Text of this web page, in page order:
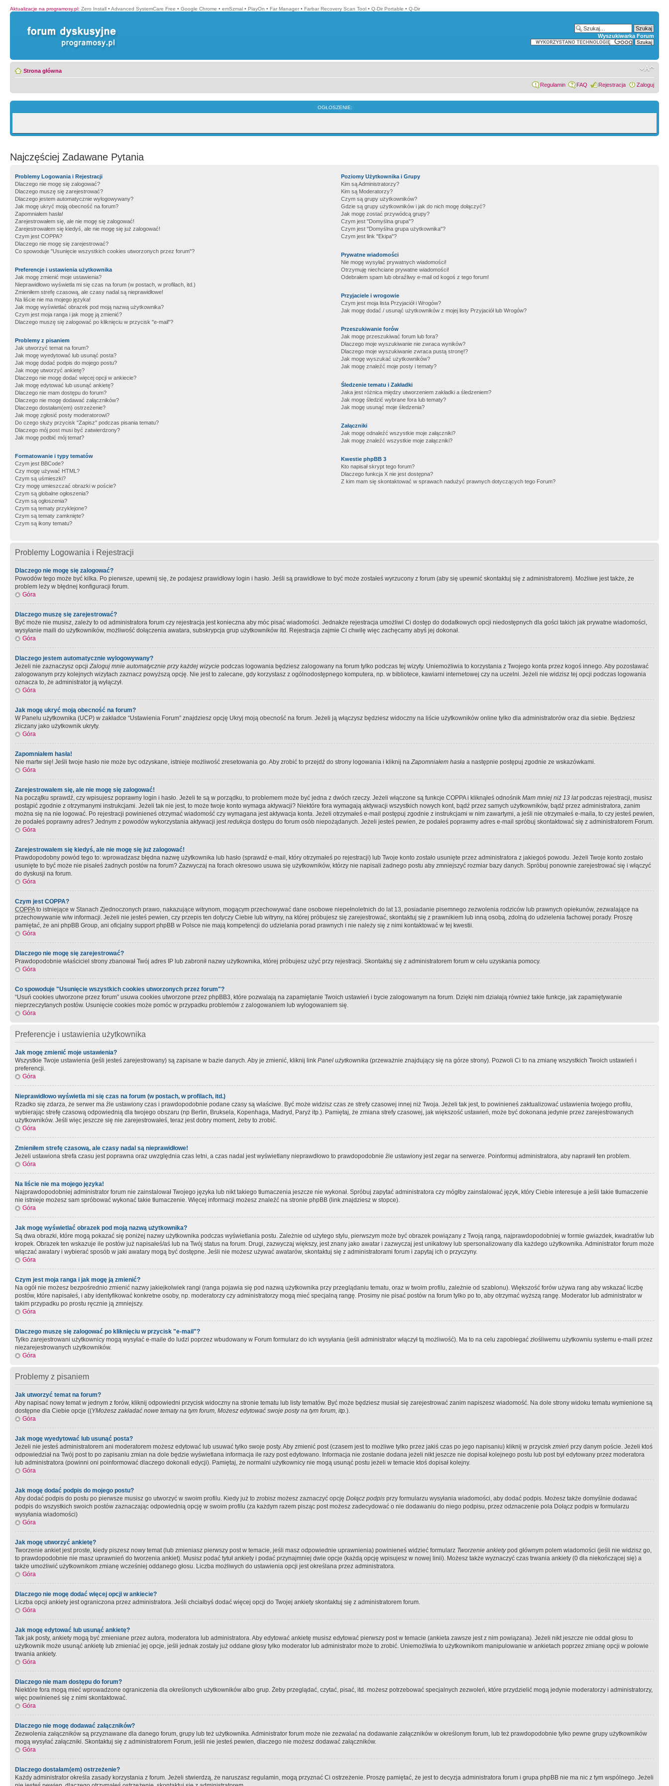
Aktualizacje na programosy.pl: Zero Install • Advanced SystemCare Free • Google Chrome • emSzmal • PlayOn • Far Manager • Farbar Recovery Scan Tool • Q-Dir Portable • Q-Dir
Wyszukiwarka Forum
Strona główna
Regulamin FAQ Rejestracja Zaloguj
OGŁOSZENIE:
Najczęściej Zadawane Pytania
Problemy Logowania i Rejestracji
Dlaczego nie mogę się zalogować?
Dlaczego muszę się zarejestrować?
Dlaczego jestem automatycznie wylogowywany?
Jak mogę ukryć moją obecność na forum?
Zapomniałem hasła!
Zarejestrowałem się, ale nie mogę się zalogować!
Zarejestrowałem się kiedyś, ale nie mogę się już zalogować!
Czym jest COPPA?
Dlaczego nie mogę się zarejestrować?
Co spowoduje "Usunięcie wszystkich cookies utworzonych przez forum"?
Preferencje i ustawienia użytkownika
Jak mogę zmienić moje ustawienia?
Nieprawidłowo wyświetla mi się czas na forum (w postach, w profilach, itd.)
Zmieniłem strefę czasową, ale czasy nadal są nieprawidłowe!
Na liście nie ma mojego języka!
Jak mogę wyświetlać obrazek pod moją nazwą użytkownika?
Czym jest moja ranga i jak mogę ją zmienić?
Dlaczego muszę się zalogować po kliknięciu w przycisk "e-mail"?
Problemy z pisaniem
Jak utworzyć temat na forum?
Jak mogę wyedytować lub usunąć posta?
Jak mogę dodać podpis do mojego postu?
Jak mogę utworzyć ankietę?
Dlaczego nie mogę dodać więcej opcji w ankiecie?
Jak mogę edytować lub usunąć ankietę?
Dlaczego nie mam dostępu do forum?
Dlaczego nie mogę dodawać załączników?
Dlaczego dostałam(em) ostrzeżenie?
Jak mogę zgłosić posty moderatorowi?
Do czego służy przycisk "Zapisz" podczas pisania tematu?
Dlaczego mój post musi być zatwierdzony?
Jak mogę podbić mój temat?
Formatowanie i typy tematów
Czym jest BBCode?
Czy mogę używać HTML?
Czym są uśmieszki?
Czy mogę umieszczać obrazki w poście?
Czym są globalne ogłoszenia?
Czym są ogłoszenia?
Czym są tematy przyklejone?
Czym są tematy zamknięte?
Czym są ikony tematu?
Poziomy Użytkownika i Grupy
Kim są Administratorzy?
Kim są Moderatorzy?
Czym są grupy użytkowników?
Gdzie są grupy użytkowników i jak do nich mogę dołączyć?
Jak mogę zostać przywódcą grupy?
Czym jest "Domyślna grupa"?
Czym jest "Domyślna grupa użytkownika"?
Czym jest link "Ekipa"?
Prywatne wiadomości
Nie mogę wysyłać prywatnych wiadomości!
Otrzymuję niechciane prywatne wiadomości!
Odebrałem spam lub obraźliwy e-mail od kogoś z tego forum!
Przyjaciele i wrogowie
Czym jest moja lista Przyjaciół i Wrogów?
Jak mogę dodać / usunąć użytkowników z mojej listy Przyjaciół lub Wrogów?
Przeszukiwanie forów
Jak mogę przeszukiwać forum lub fora?
Dlaczego moje wyszukiwanie nie zwraca wyników?
Dlaczego moje wyszukiwanie zwraca pustą stronę!?
Jak mogę wyszukać użytkowników?
Jak mogę znaleźć moje posty i tematy?
Śledzenie tematu i Zakładki
Jaka jest różnica między utworzeniem zakładki a śledzeniem?
Jak mogę śledzić wybrane fora lub tematy?
Jak mogę usunąć moje śledzenia?
Załączniki
Jak mogę odnaleźć wszystkie moje załączniki?
Jak mogę znaleźć wszystkie moje załączniki?
Kwestie phpBB 3
Kto napisał skrypt tego forum?
Dlaczego funkcja X nie jest dostępna?
Z kim mam się skontaktować w sprawach nadużyć prawnych dotyczących tego Forum?
Problemy Logowania i Rejestracji
Dlaczego nie mogę się zalogować?
Powodów tego może być kilka. Po pierwsze, upewnij się, że podajesz prawidłowy login i hasło. Jeśli są prawidłowe to być może zostałeś wyrzucony z forum (aby się upewnić skontaktuj się z administratorem). Możliwe jest także, że
problem leży w błędnej konfiguracji forum.
Góra
Dlaczego muszę się zarejestrować?
Być może nie musisz, zależy to od administratora forum czy rejestracja jest konieczna aby móc pisać wiadomości. Jednakże rejestracja umożliwi Ci dostęp do dodatkowych opcji niedostępnych dla gości takich jak prywatne wiadomości,
wysyłanie maili do użytkowników, możliwość dołączenia awatara, subskrypcja grup użytkowników itd. Rejestracja zajmie Ci chwilę więc zachęcamy abyś jej dokonał.
Góra
Dlaczego jestem automatycznie wylogowywany?
Jeżeli nie zaznaczysz opcjiZaloguj mnie automatycznie przy każdej wizycie podczas logowania będziesz zalogowany na forum tylko podczas tej wizyty. Uniemożliwia to korzystania z Twojego konta przez kogoś innego. Aby pozostawać
zalogowanym przy kolejnych wizytach zaznacz powyższą opcję. Nie jest to zalecane, gdy korzystasz z ogólnodostępnego komputera, np. w bibliotece, kawiarni internetowej czy na uczelni. Jeżeli nie widzisz tej opcji podczas logowania
oznacza to, że administrator ją wyłączył.
Góra
Jak mogę ukryć moją obecność na forum?
W Panelu użytkownika (UCP) w zakładce “Ustawienia Forum” znajdziesz opcję Ukryj moją obecność na forum. Jeżeli ją włączysz będziesz widoczny na liście użytkowników online tylko dla administratorów oraz dla siebie. Będziesz
zliczany jako użytkownik ukryty.
Góra
Zapomniałem hasła!
Nie martw się! Jeśli twoje hasło nie może byc odzyskane, istnieje możliwość zresetowania go. Aby zrobić to przejdź do strony logowania i kliknij naZapomniałem hasła a następnie postępuj zgodnie ze wskazówkami.
Góra
Zarejestrowałem się, ale nie mogę się zalogować!
Na początku sprawdź, czy wpisujesz poprawny login i hasło. Jeżeli te są w porządku, to problemem może być jedna z dwóch rzeczy. Jeżeli włączone są funkcje COPPA i kliknąłeś odnośnik Mam mniej niż 13 latpodczas rejestracji, musisz
postąpić zgodnie z otrzymanymi instrukcjami. Jeżeli tak nie jest, to może twoje konto wymaga aktywacji? Niektóre fora wymagają aktywacji wszystkich nowych kont, bądź przez samych użytkowników, bądź przez administratora, zanim
można się na nie logować. Po rejestracji powinieneś otrzymać wiadomość czy wymagana jest aktywacja konta. Jeżeli otrzymałeś e-mail postępuj zgodnie z instrukcjami w nim zawartymi, a jeśli nie otrzymałeś e-maila, to czy jesteś pewien,
że podałeś poprawny adres? Jednym z powodów wykorzystania aktywacji jestredukcja dostępu do forum osób niepożądanych. Jeżeli jesteś pewien, że podałeś poprawmy adres e-mail spróbuj skontaktować się z administratorem Forum.
Góra
Zarejestrowałem się kiedyś, ale nie mogę się już zalogować!
Prawdopodobny powód tego to: wprowadzasz błędna nazwę użytkownika lub hasło (sprawdź e-mail, który otrzymałeś po rejestracji) lub Twoje konto zostało usunięte przez administratora z jakiegoś powodu. Jeżeli Twoje konto zostało
usunięte to być może nie pisałeś żadnych postów na forum? Zazwyczaj na forach okresowo usuwa się użytkowników, którzy nie napisali żadnego postu aby zmniejszyć rozmiar bazy danych. Spróbuj ponownie zarejestrować się i włączyć
do dyskusji na forum.
Góra
Czym jest COPPA?
COPPAto istniejące w Stanach Zjednoczonych prawo, nakazujące witrynom, mogącym przechowywać dane osobowe niepełnoletnich do lat 13, posiadanie pisemnego zezwolenia rodziców lub prawnych opiekunów, zezwalające na
przechowywanie w/w informacji. Jeżeli nie jesteś pewien, czy przepis ten dotyczy Ciebie lub witryny, na której próbujesz się zarejestrować, skontaktuj się z prawnikiem lub inną osobą, zdolną do udzielenia fachowej porady. Proszę
pamiętać, że ani phpBB Group, ani oficjalny support phpBB w Polsce nie mają kompetencji do udzielania porad prawnych i nie należy się z nimi kontaktować w tej kwestii.
Góra
Dlaczego nie mogę się zarejestrować?
Prawdopodobnie właściciel strony zbanował Twój adres IP lub zabronił nazwy użytkownika, której próbujesz użyć przy rejestracji. Skontaktuj się z administratorem forum w celu uzyskania pomocy.
Góra
Co spowoduje "Usunięcie wszystkich cookies utworzonych przez forum"?
“Usuń cookies utworzone przez forum” usuwa cookies utworzone przez phpBB3, które pozwalają na zapamiętanie Twoich ustawień i bycie zalogowanym na forum. Dzięki nim działają również takie funkcje, jak zapamiętywanie
nieprzeczytanych postów. Usunięcie cookies może pomóc w przypadku problemów z zalogowaniem lub wylogowaniem się.
Góra
Preferencje i ustawienia użytkownika
Jak mogę zmienić moje ustawienia?
Wszystkie Twoje ustawienia (jeśli jesteś zarejestrowany) są zapisane w bazie danych. Aby je zmienić, kliknij link Panel użytkownika (przeważnie znajdujący się na górze strony). Pozwoli Ci to na zmianę wszystkich Twoich ustawień i
preferencji.
Góra
Nieprawidłowo wyświetla mi się czas na forum (w postach, w profilach, itd.)
Rzadko się zdarza, że serwer ma źle ustawiony czas i prawdopodobnie podane czasy są właściwe. Być może widzisz czas ze strefy czasowej innej niż Twoja. Jeżeli tak jest, to powinieneś zaktualizować ustawienia twojego profilu,
wybierając strefę czasową odpowiednią dla twojego obszaru (np Berlin, Bruksela, Kopenhaga, Madryd, Paryż itp.). Pamiętaj, że zmiana strefy czasowej, jak większość ustawień, może być dokonana jedynie przez zarejestrowanych
użytkowników. Jeśli więc jeszcze się nie zarejestrowałeś, teraz jest dobry moment, żeby to zrobić.
Góra
Zmieniłem strefę czasową, ale czasy nadal są nieprawidłowe!
Jeżeli ustawiona strefa czasu jest poprawna oraz uwzględnia czas letni, a czas nadal jest wyświetlany nieprawdłowo to prawdopodobnie źle ustawiony jest zegar na serwerze. Poinformuj administratora, aby naprawił ten problem.
Góra
Na liście nie ma mojego języka!
Najprawdopodobniej administrator forum nie zainstalował Twojego języka lub nikt takiego tłumaczenia jeszcze nie wykonał. Spróbuj zapytać administratora czy mógłby zainstalować język, który Ciebie interesuje a jeśli takie tłumaczenie
nie istnieje możesz sam spróbować wykonać takie tłumaczenie. Więcej informacji możesz znaleźć na stronie phpBB (link znajdziesz w stopce).
Góra
Jak mogę wyświetlać obrazek pod moją nazwą użytkownika?
Są dwa obrazki, które mogą pokazać się poniżej nazwy użytkownika podczas wyświetlania postu. Zależnie od użytego stylu, pierwszym może być obrazek powiązany z Twoją rangą, najprawdopodobniej w formie gwiazdek, kwadratów lub
kropek. Obrazek ten wskazuje ile postów już napisałeś/aś lub na Twój status na forum. Drugi, zazwyczaj większy, jest znany jako awatar i zazwyczaj jest unikatowy lub spersonalizowany dla każdego użytkownika. Administrator forum może
włączać awatary i wybierać sposób w jaki awatary mogą być dostępne. Jeśli nie możesz używać awatarów, skontaktuj się z administratorami forum i zapytaj ich o przyczyny.
Góra
Czym jest moja ranga i jak mogę ją zmienić?
Na ogół nie możesz bezpośrednio zmienić nazwy jakiejkolwiek rangi (ranga pojawia się pod nazwą użytkownika przy przeglądaniu tematu, oraz w twoim profilu, zależnie od szablonu). Większość forów używa rang aby wskazać liczbę
postów, które napisałeś, i aby identyfikować konkretne osoby, np. moderatorzy czy administratorzy mogą mieć specjalną rangę. Prosimy nie pisać postów na forum tylko po to, aby otrzymać wyższą rangę. Moderator lub administrator w
takim przypadku po prostu ręcznie ją zmniejszy.
Góra
Dlaczego muszę się zalogować po kliknięciu w przycisk "e-mail"?
Tylko zarejestrowani użytkownicy mogą wysyłać e-maile do ludzi poprzez wbudowany w Forum formularz do ich wysyłania (jeśli administrator włączył tą możliwość). Ma to na celu zapobiegać złośliwemu użytkowniu systemu e-maili przez
niezarejestrowanych użytkowników.
Góra
Problemy z pisaniem
Jak utworzyć temat na forum?
Aby napisać nowy temat w jednym z forów, kliknij odpowiedni przycisk widoczny na stronie tematu lub listy tematów. Być może będziesz musiał się zarejestrować zanim napiszesz wiadomość. Na dole strony widoku tematu wymienione są
dostępne dla Ciebie opcje ((YMożesz zakładać nowe tematy na tym forum, Możesz edytować swoje posty na tym forum, itp.).
Góra
Jak mogę wyedytować lub usunąć posta?
Jeżeli nie jesteś administratorem ani moderatorem możesz edytować lub usuwać tylko swoje posty. Aby zmienić post (czasem jest to możliwe tylko przez jakiś czas po jego napisaniu) kliknij w przycisk zmień przy danym poście. Jeżeli ktoś
odpowiedział na Twój post to po zapisaniu zmian na dole będzie wyświetlana informacja ile razy post edytowano. Informacja nie zostanie dodana jeżeli nikt jeszcze nie dopisał kolejnego postu lub post był edytowany przez moderatora
lub administratora (powinni oni poinformować dlaczego dokonali edycji). Pamiętaj, że normalni użytkownicy nie mogą usunąć postu jeżeli w temacie ktoś dopisał kolejny.
Góra
Jak mogę dodać podpis do mojego postu?
Aby dodać podpis do postu po pierwsze musisz go utworzyć w swoim profilu. Kiedy już to zrobisz możesz zaznaczyć opcję Dołącz podpis przy formularzu wysyłania wiadomości, aby dodać podpis. Możesz także domyślnie dodawać
podpis do wszystkich swoich postów zaznaczając odpowiednią opcję w swoim profilu (za każdym razem pisząc post możesz zadecydować o nie dodawaniu do niego podpisu, przez odznaczenie pola Dołącz podpis w formularzu
wysyłania wiadomości)
Góra
Jak mogę utworzyć ankietę?
Tworzenie ankiet jest proste, kiedy piszesz nowy temat (lub zmieniasz pierwszy post w temacie, jeśli masz odpowiednie uprawnienia) powinieneś widzieć formularz Tworzenie ankietypod głównym polem wiadomości (jeśli nie widzisz go,
to prawdopodobnie nie masz uprawnień do tworzenia ankiet). Musisz podać tytuł ankiety i podać przynajmniej dwie opcje (każdą opcję wpisujesz w nowej linii). Możesz także wyznaczyć czas trwania ankiety (0 dla niekończącej się) a
także umożliwić użytkownikom zmianę wcześniej oddanego głosu. Liczba możliwych do ustawienia opcji jest określana przez administratora.
Góra
Dlaczego nie mogę dodać więcej opcji w ankiecie?
Liczba opcji ankiety jest ograniczona przez administratora. Jeśli chciałbyś dodać więcej opcji do Twojej ankiety skontaktuj się z administratorem forum.
Góra
Jak mogę edytować lub usunąć ankietę?
Tak jak posty, ankiety mogą być zmieniane przez autora, moderatora lub administratora. Aby edytować ankietę musisz edytować pierwszy post w temacie (ankieta zawsze jest z nim powiązana). Jeżeli nikt jeszcze nie oddał głosu to
użytkownik może usunąć ankietę lub zmieniać jej opcje, jeśli jednak zostały już oddane głosy tylko moderator lub administrator może to zrobić. Uniemożliwia to użytkownikom manipulowanie w ankietach poprzez zmianę opcji w połowie
trwania ankiety.
Góra
Dlaczego nie mam dostępu do forum?
Niektóre fora mogą mieć wprowadzone ograniczenia dla określonych użytkowników albo grup. Żeby przeglądać, czytać, pisać, itd. możesz potrzebować specjalnych zezwoleń, które przydzielić mogą jedynie moderatorzy i administratorzy,
więc powinieneś się z nimi skontaktować.
Góra
Dlaczego nie mogę dodawać załączników?
Zezwolenia załączników są przyznawane dla danego forum, grupy lub też użytkownika. Administrator forum może nie zezwalać na dodawanie załączników w określonym forum, lub też prawdopodobnie tylko pewne grupy użytkowników
mogą wysyłać załączniki. Skontaktuj się z administratorem Forum, jeśli nie jesteś pewien, dlaczego nie możesz dodawać załączników.
Góra
Dlaczego dostałam(em) ostrzeżenie?
Każdy administrator określa zasady korzystania z forum. Jeżeli stwierdzą, że naruszasz regulamin, mogą przyznać Ci ostrzeżenie. Proszę pamiętać, że jest to decyzja administratora forum i grupa phpBB nie ma nic z tym wspólnego. Jeżeli